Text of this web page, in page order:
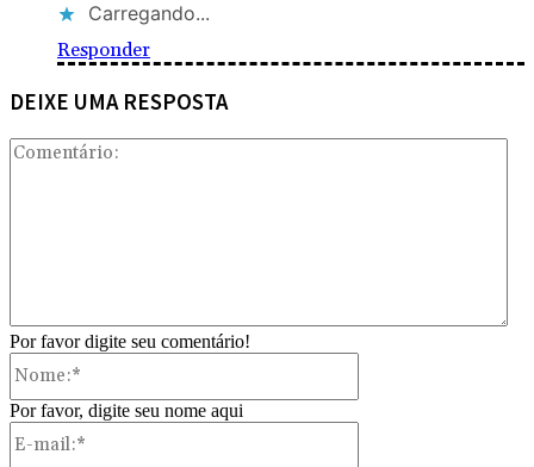
Carregando...
Responder
DEIXE UMA RESPOSTA
Por favor digite seu comentário!
Por favor, digite seu nome aqui